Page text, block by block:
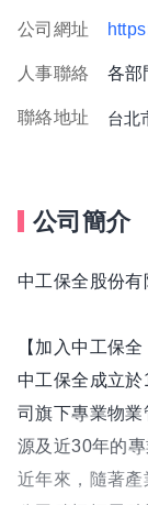
公司網址
人事聯絡 各部
聯絡地址 台北
公司簡介
中工保全股份
【加入中工保
中工保全成立
司旗下專業物
源及近30年的專
近年來，隨著產